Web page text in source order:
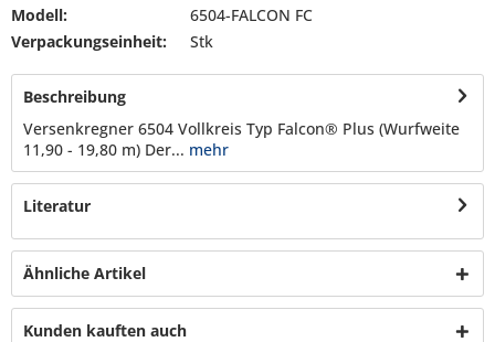
Modell:
6504-FALCON FC
Verpackungseinheit:
Stk
Beschreibung
Versenkregner 6504 Vollkreis Typ Falcon® Plus (Wurfweite
11,90 - 19,80 m) Der... mehr
Literatur
Ähnliche Artikel
Kunden kauften auch